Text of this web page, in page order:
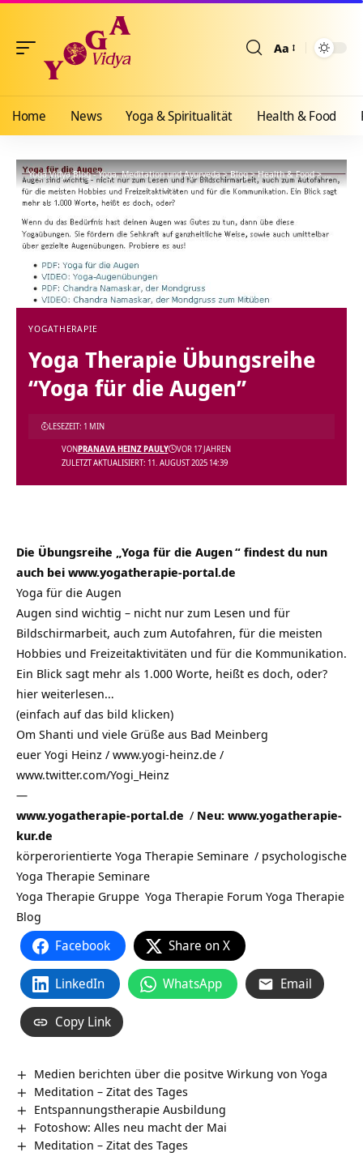
Aa
Home News Yoga & Spiritualität Health & Food
Yoga Vidya Blog - Yoga, Meditation und Ayurveda>Blog>Health & Food>
YOGATHERAPIE
Yoga Therapie Übungsreihe
“Yoga für die Augen”
ZULETZT AKTUALISIERT: 11. AUGUST 2025 14:39
VONPRANAVA HEINZ PAULY VOR 17 JAHREN
LESEZEIT: 1 MIN
Die Übungsreihe „Yoga für die Augen“ findest du nun
auch bei www.yogatherapie-portal.de
Yoga für die Augen
Augen sind wichtig – nicht nur zum Lesen und für
Bildschirmarbeit, auch zum Autofahren, für die meisten
Hobbies und Freizeitaktivitäten und für die Kommunikation.
Ein Blick sagt mehr als 1.000 Worte, heißt es doch, oder?
hier weiterlesen…
(einfach auf das bild klicken)
Om Shanti und viele Grüße aus Bad Meinberg
euer Yogi Heinz / www.yogi-heinz.de /
www.twitter.com/Yogi_Heinz
—
www.yogatherapie-portal.de / Neu: www.yogatherapie-
kur.de
körperorientierte Yoga Therapie Seminare / psychologische
Yoga Therapie Seminare
Yoga Therapie Gruppe Yoga Therapie Forum Yoga Therapie
Blog
Facebook Share on X
LinkedIn WhatsApp Email
Copy Link
Medien berichten über die positve Wirkung von Yoga
Meditation – Zitat des Tages
Entspannungstherapie Ausbildung
Fotoshow: Alles neu macht der Mai
Meditation – Zitat des Tages